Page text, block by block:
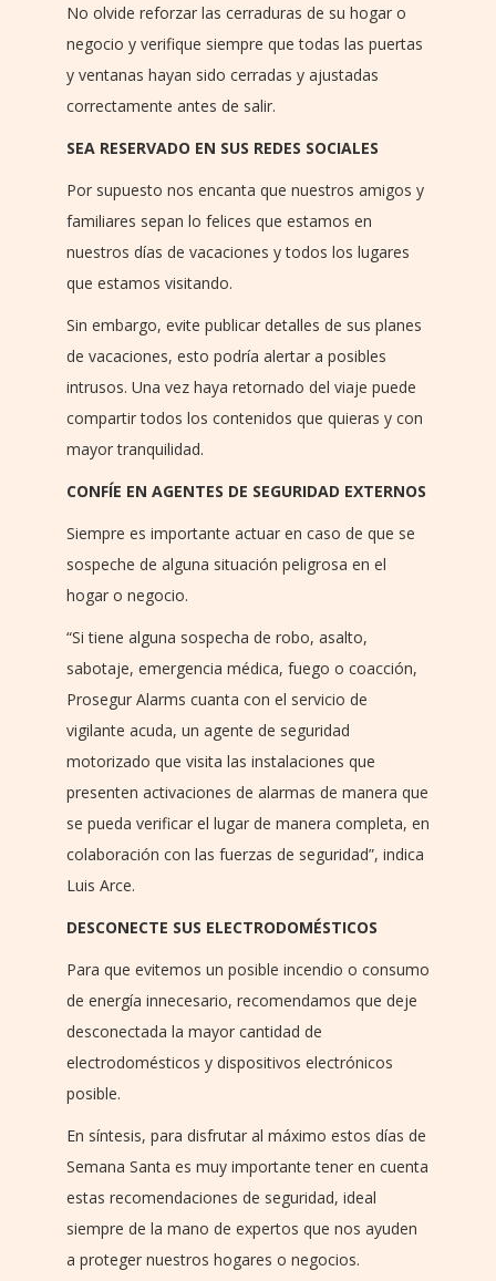
No olvide reforzar las cerraduras de su hogar o
negocio y verifique siempre que todas las puertas
y ventanas hayan sido cerradas y ajustadas
correctamente antes de salir.
SEA RESERVADO EN SUS REDES SOCIALES
Por supuesto nos encanta que nuestros amigos y
familiares sepan lo felices que estamos en
nuestros días de vacaciones y todos los lugares
que estamos visitando.
Sin embargo, evite publicar detalles de sus planes
de vacaciones, esto podría alertar a posibles
intrusos. Una vez haya retornado del viaje puede
compartir todos los contenidos que quieras y con
mayor tranquilidad.
CONFÍE EN AGENTES DE SEGURIDAD EXTERNOS
Siempre es importante actuar en caso de que se
sospeche de alguna situación peligrosa en el
hogar o negocio.
“Si tiene alguna sospecha de robo, asalto,
sabotaje, emergencia médica, fuego o coacción,
Prosegur Alarms cuanta con el servicio de
vigilante acuda, un agente de seguridad
motorizado que visita las instalaciones que
presenten activaciones de alarmas de manera que
se pueda verificar el lugar de manera completa, en
colaboración con las fuerzas de seguridad”, indica
Luis Arce.
DESCONECTE SUS ELECTRODOMÉSTICOS
Para que evitemos un posible incendio o consumo
de energía innecesario, recomendamos que deje
desconectada la mayor cantidad de
electrodomésticos y dispositivos electrónicos
posible.
En síntesis, para disfrutar al máximo estos días de
Semana Santa es muy importante tener en cuenta
estas recomendaciones de seguridad, ideal
siempre de la mano de expertos que nos ayuden
a proteger nuestros hogares o negocios.